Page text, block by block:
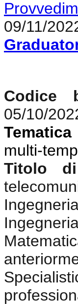
09/11/
Codice
05/10/
multi-
Titolo